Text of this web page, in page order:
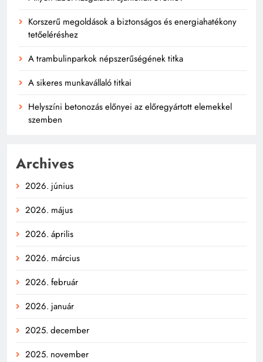
Korszerű megoldások a biztonságos és energiahatékony
tetőeléréshez
A trambulinparkok népszerűségének titka
A sikeres munkavállaló titkai
Helyszíni betonozás előnyei az előregyártott elemekkel
szemben
Archives
2026. június
2026. május
2026. április
2026. március
2026. február
2026. január
2025. december
2025. november